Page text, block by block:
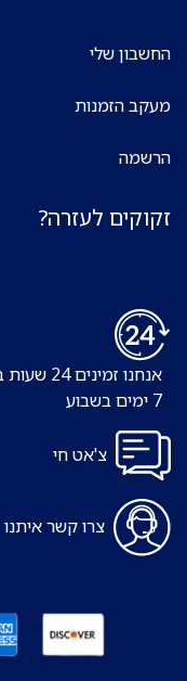
החשבון שלי
מעקב הזמנות
הרשמה
זקוקים לעזרה?
אנחנו זמינים 24 שעות ביממה,
צ'אט חי
צרו קשר איתנו